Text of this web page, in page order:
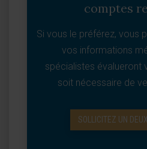
comptes
Si vous le préférez, vous
vos informations
spécialistes évalueront
soit nécessaire de
SOLLICITEZ UN